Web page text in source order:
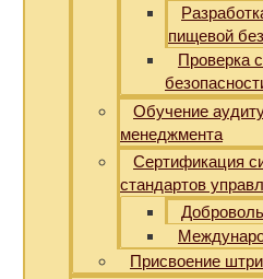
пищевой
Проверка
Обучение
менеджмента
Сертификация
стандартов
Присвоение